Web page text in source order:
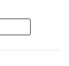
lo que
sin
niños,
a